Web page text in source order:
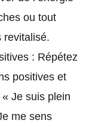
ou tout
revitalisé.
: Répétez
positives et
Je suis plein
me sens